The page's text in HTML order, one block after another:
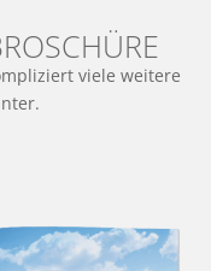
viele weitere